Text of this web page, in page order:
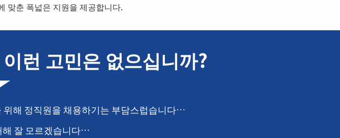
맞춘 폭넓은 지원을 제공합니다.
런 고민은 없으십니까?
위해 정직원을 채용하기는 부담스럽습니다…
해 잘 모르겠습니다…